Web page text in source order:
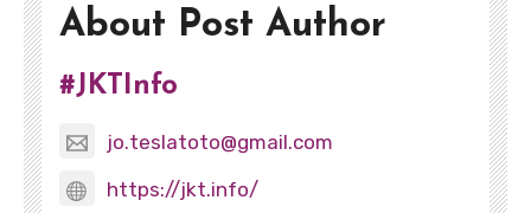
About Post Author
#JKTInfo
jo.teslatoto@gmail.com
https://jkt.info/